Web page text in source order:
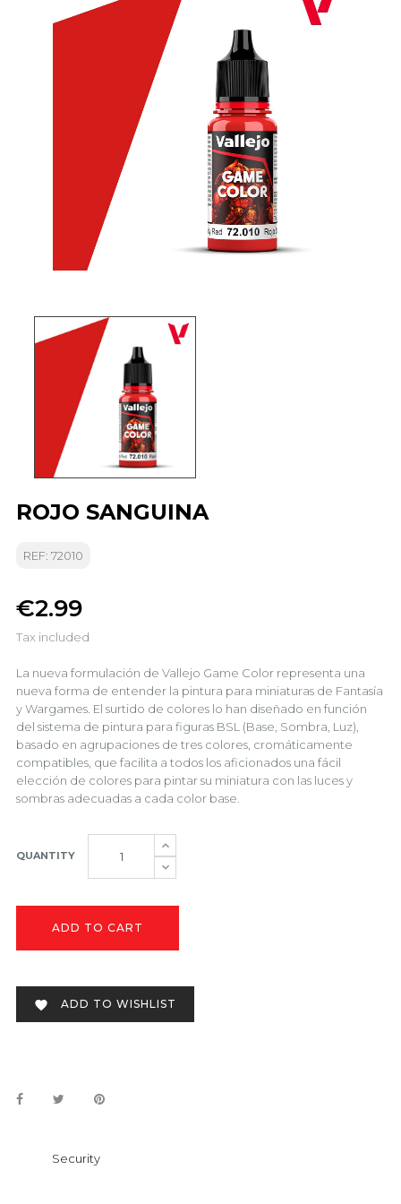
ROJO SANGUINA
REF: 72010
€2.99
Tax included
La nueva formulación de Vallejo Game Color representa una
nueva forma de entender la pintura para miniaturas de Fantasía
y Wargames. El surtido de colores lo han diseñado en función
del sistema de pintura para figuras BSL (Base, Sombra, Luz),
basado en agrupaciones de tres colores, cromáticamente
compatibles, que facilita a todos los aficionados una fácil
elección de colores para pintar su miniatura con las luces y
sombras adecuadas a cada color base.
QUANTITY
ADD TO CART
 ADD TO WISHLIST
Security